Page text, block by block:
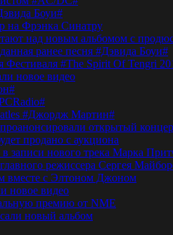
Боуи#
на Фрэнка Синатру
над новым альбомом с
ранее песня #Дэвида Боуи#
#The Spirit Of Tengri
новое видео
#Джордж Мартин#
открытый
продано с аукциона
записи нового трека Марка
режиссера Сергея
вместе с Элтоном Джоном
новое видео
премию от NME
новый альбом